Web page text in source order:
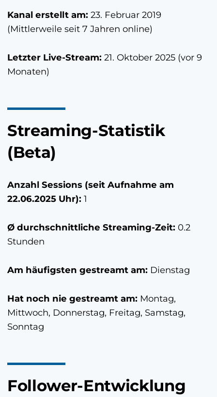
Kanal erstellt am: 23. Februar 2019
(Mittlerweile seit 7 Jahren online)
Letzter Live-Stream: 21. Oktober 2025 (vor 9
Monaten)
Streaming-Statistik
(Beta)
Anzahl Sessions (seit Aufnahme am
22.06.2025 Uhr): 1
Ø durchschnittliche Streaming-Zeit: 0.2
Stunden
Am häufigsten gestreamt am: Dienstag
Hat noch nie gestreamt am: Montag,
Mittwoch, Donnerstag, Freitag, Samstag,
Sonntag
Follower-Entwicklung